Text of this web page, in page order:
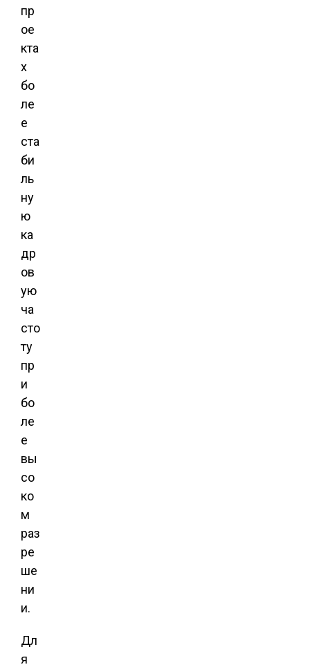
пр
ое
кта
х
бо
ле
е
ста
би
ль
ну
ю
ка
др
ов
ую
ча
сто
ту
пр
и
бо
ле
е
вы
со
ко
м
раз
ре
ше
ни
и.
Дл
я